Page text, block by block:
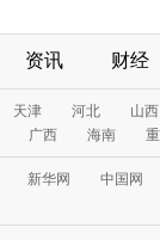
资讯 财经
天津 河北
山西
广西 海南
新华网
中国网